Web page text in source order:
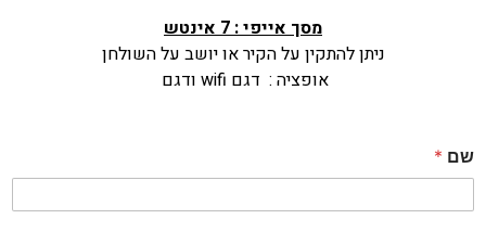
מסך אייפי : 7 אינטש
ניתן להתקין על הקיר או יושב על השולחן
אופציה : דגם wifi ודגם
שם *